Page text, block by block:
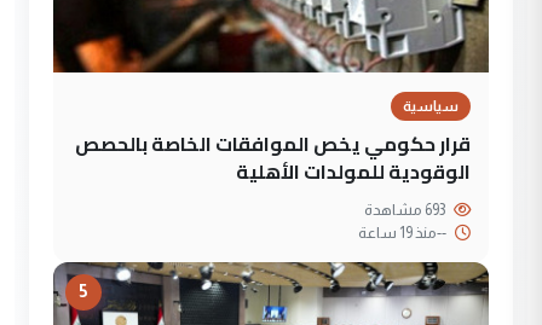
سياسية
قرار حكومي يخص الموافقات الخاصة بالحصص
الوقودية للمولدات الأهلية
--منذ 19 ساعة
5